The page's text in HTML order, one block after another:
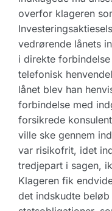
overfor klageren
vedrørende lånets
i direkte
telefonisk
lånet blev han
forbindelse med
forsikrede
ville ske gennem
var risikofrit, idet
tredjepart i sagen,
Klageren fik
det indskudte